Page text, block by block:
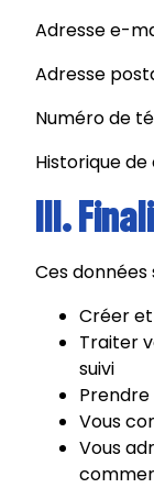
Adresse e-
Adresse
Numéro de
Historique
III.
Ces données
Créer
Traiter
suivi
Vous
Vous